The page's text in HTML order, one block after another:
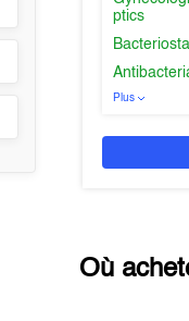
ptics
Plus
Où